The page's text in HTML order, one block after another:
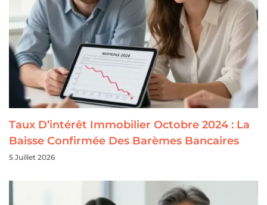
Taux D’intérêt Immobilier Octobre 2024 : La
Baisse Confirmée Des Barèmes Bancaires
5 Juillet 2026